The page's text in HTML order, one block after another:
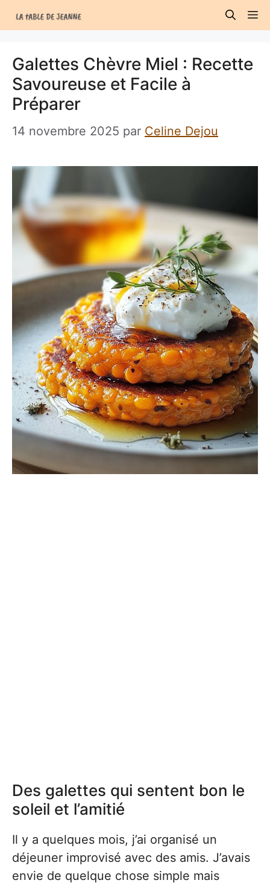
au
Galettes Chèvre Miel : Recette
Savoureuse et Facile à
Préparer
14 novembre 2025 par Celine Dejou
Des galettes qui sentent bon le
soleil et l’amitié
Il y a quelques mois, j’ai organisé un
déjeuner improvisé avec des amis. J’avais
envie de quelque chose simple mais